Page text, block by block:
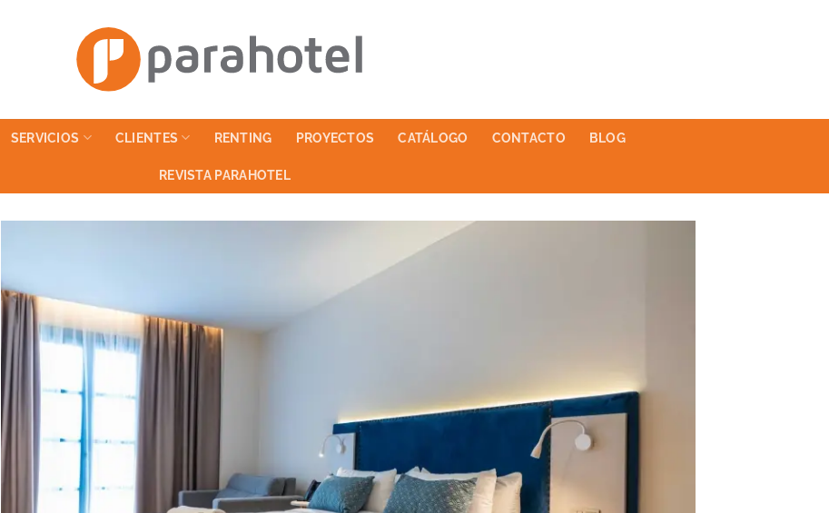
SERVICIOS CLIENTES RENTING PROYECTOS CATÁLOGO CONTACTO BLOG
REVISTA PARAHOTEL